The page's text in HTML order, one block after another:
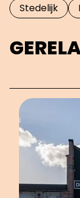
Stedelijk